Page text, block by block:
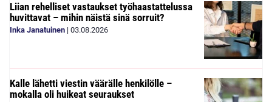
Liian rehelliset vastaukset työhaastattelussa
huvittavat – mihin näistä sinä sorruit?
Inka Janatuinen | 03.08.2026
Kalle lähetti viestin väärälle henkilölle –
mokalla oli huikeat seuraukset